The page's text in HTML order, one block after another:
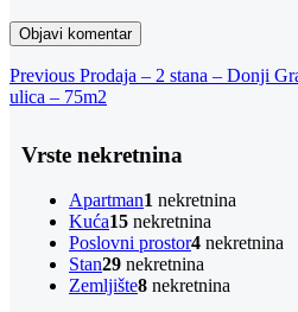
Navigacija
objava
Previous
Post
Previous Prodaja – 2 stana – Donji
ulica – 75m2
Vrste nekretnina
Apartman1 nekretnina
Kuća15 nekretnina
Poslovni prostor4 nekretnina
Stan29 nekretnina
Zemljište8 nekretnina